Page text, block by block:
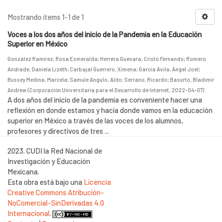
Mostrando ítems 1-1 de 1
Voces a los dos años del inicio de la Pandemia en la Educación
Superior en México
González Ramírez, Rosa Esmeralda; Herrera Guevara, Cristo Fernando; Romero
Andrade, Daniela Lizeth; Carbajal Guerrero, Ximena; García Ávila, Ángel Joel;
Bussey Medina, Marcela; Samule Angulo, Aldo; Serrano, Ricardo; Basurto, Bladimir
Andrew (Corporación Universitaria para el Desarrollo de Internet, 2022-04-07)
A dos años del inicio de la pandemia es conveniente hacer una
reflexión en donde estamos y hacia donde vamos en la educación
superior en México a través de las voces de los alumnos,
profesores y directivos de tres ...
2023. CUDI la Red Nacional de
Investigación y Educación
Mexicana.
Esta obra está bajo una Licencia
Creative Commons Atribución-
NoComercial-SinDerivadas 4.0
Internacional.